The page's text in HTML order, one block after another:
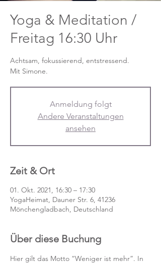
Yoga & Meditation /
Freitag 16:30 Uhr
Achtsam, fokussierend, entstressend.
Mit Simone.
Anmeldung folgt
Andere Veranstaltungen
ansehen
Zeit & Ort
01. Okt. 2021, 16:30 – 17:30
YogaHeimat, Dauner Str. 6, 41236
Mönchengladbach, Deutschland
Über diese Buchung
Hier gilt das Motto “Weniger ist mehr”. In